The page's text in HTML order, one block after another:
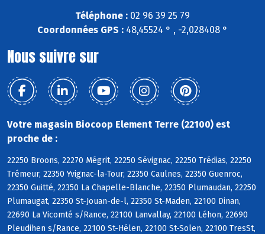
Téléphone : 02 96 39 25 79
Coordonnées GPS : 48,45524 ° , -2,028408 °
Nous suivre sur
Votre magasin Biocoop Element Terre (22100) est
proche de :
22250 Broons, 22270 Mégrit, 22250 Sévignac, 22250 Trédias, 22250
Trémeur, 22350 Yvignac-la-Tour, 22350 Caulnes, 22350 Guenroc,
22350 Guitté, 22350 La Chapelle-Blanche, 22350 Plumaudan, 22250
Plumaugat, 22350 St-Jouan-de-l, 22350 St-Maden, 22100 Dinan,
22690 La Vicomté s/Rance, 22100 Lanvallay, 22100 Léhon, 22690
Pleudihen s/Rance, 22100 St-Hélen, 22100 St-Solen, 22100 TresSt,